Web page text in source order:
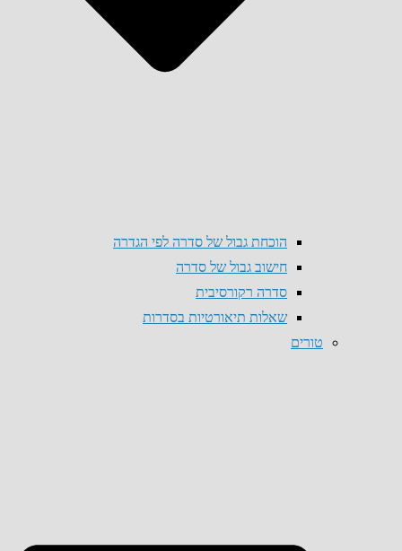
הוכחת גבול של סדרה לפי הגדרה
חישוב גבול של סדרה
סדרה רקורסיבית
שאלות תיאורטיות בסדרות
טורים